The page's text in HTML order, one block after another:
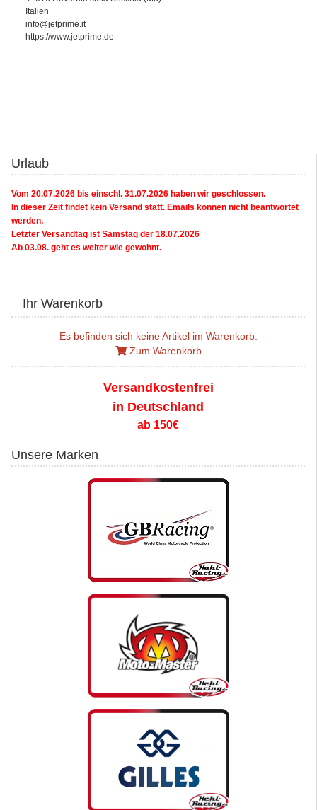
Italien
info@jetprime.it
https://www.jetprime.de
Urlaub
Vom 20.07.2026 bis einschl. 31.07.2026 haben wir geschlossen.
In dieser Zeit findet kein Versand statt. Emails können nicht beantwortet
werden.
Letzter Versandtag ist Samstag der 18.07.2026
Ab 03.08. geht es weiter wie gewohnt.
Ihr Warenkorb
Es befinden sich keine Artikel im Warenkorb.
Zum Warenkorb
Versandkostenfrei
in Deutschland
ab 150€
Unsere Marken